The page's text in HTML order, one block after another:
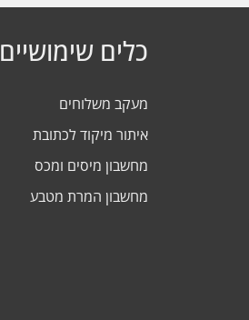
כלים שימושיים
מעקב משלוחים
איתור מיקוד לכתובת
מחשבון מיסים ומכס
מחשבון המרת מטבע